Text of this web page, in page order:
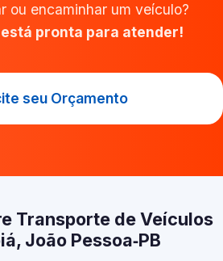
ou encaminhar um veículo?
pronta para atender!
seu Orçamento
Transporte de Veículos
João Pessoa‑PB